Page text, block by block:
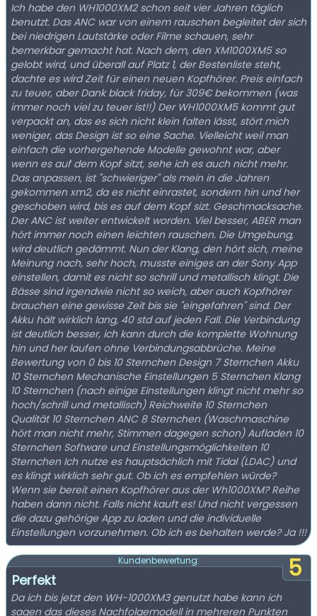
Ich habe den WH1000XM2 schon seit vier Jahren täglich
benutzt. Das ANC war von einem rauschen begleitet der sich
bei niedrigen Lautstärke oder Filme schauen, sehr
bemerkbar gemacht hat. Nach dem, den XM1000XM5 so
gelobt wird, und überall auf Platz 1, der Bestenliste steht,
dachte es wird Zeit für einen neuen Kopfhörer. Preis einfach
zu teuer, aber Dank black friday, für 309€ bekommen (was
immer noch viel zu teuer ist!!) Der WH1000XM5 kommt gut
verpackt an, das es sich nicht klein falten lässt, stört mich
weniger, das Design ist so eine Sache. Vielleicht weil man
einfach die vorhergehende Modelle gewohnt war, aber
wenn es auf dem Kopf sitzt, sehe ich es auch nicht mehr.
Das anpassen, ist "schwieriger" als mein in die Jahren
gekommen xm2, da es nicht einrastet, sondern hin und her
geschoben wird, bis es auf dem Kopf sizt. Geschmacksache.
Der ANC ist weiter entwickelt worden. Viel besser, ABER man
hört immer noch einen leichten rauschen. Die Umgebung,
wird deutlich gedämmt. Nun der Klang, den hört sich, meine
Meinung nach, sehr hoch, musste einiges an der Sony App
einstellen, damit es nicht so schrill und metallisch klingt. Die
Bässe sind irgendwie nicht so weich, aber auch Kopfhörer
brauchen eine gewisse Zeit bis sie "eingefahren" sind. Der
Akku hält wirklich lang, 40 std auf jeden Fall. Die Verbindung
ist deutlich besser, ich kann durch die komplette Wohnung
hin und her laufen ohne Verbindungsabbrüche. Meine
Bewertung von 0 bis 10 Sternchen Design 7 Sternchen Akku
10 Sternchen Mechanische Einstellungen 5 Sternchen Klang
10 Sternchen (nach einige Einstellungen klingt nicht mehr so
hoch/schrill und metallisch) Reichweite 10 Sternchen
Qualität 10 Sternchen ANC 8 Sternchen (Waschmaschine
hört man nicht mehr, Stimmen dagegen schon) Aufladen 10
Sternchen Software und Einstellungsmöglichkeiten 10
Sternchen Ich nutze es hauptsächlich mit Tidal (LDAC) und
es klingt wirklich sehr gut. Ob ich es empfehlen würde?
Wenn sie bereit einen Kopfhörer aus der Wh1000XM? Reihe
haben dann nicht. Falls nicht kauft es! Und nicht vergessen
die dazu gehörige App zu laden und die individuelle
Einstellungen vorzunehmen. Ob ich es behalten werde? Ja !!!
5
Kundenbewertung:
Perfekt
Da ich bis jetzt den WH-1000XM3 genutzt habe kann ich
sagen das dieses Nachfolgemodell in mehreren Punkten